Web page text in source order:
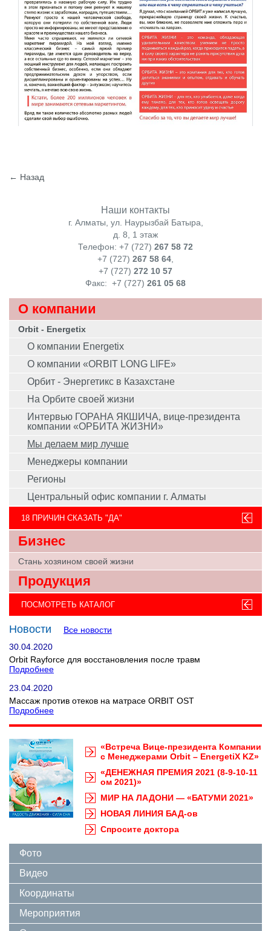
Наши контакты
г. Алматы, ул. Наурызбай Батыра,
д. 8, 1 этаж
Телефон: +7 (727) 267 58 72
+7 (727) 267 58 64
+7 (727) 272 10 57
Факс: +7 (727) 261 05 68
О компании
Orbit - Energetix
О компании Energetix
О компании «ORBIT LONG LIFE»
Орбит - Энергетикс в Казахстане
На Орбите своей жизни
Интервью ГОРАНА ЯКШИЧА, вице-президента
компании «ОРБИТА ЖИЗНИ»
Мы делаем мир лучше
Менеджеры компании
Регионы
Центральный офис компании г. Алматы
18 ПРИЧИН СКАЗАТЬ "ДА"
Бизнес
Стань хозяином своей жизни
Продукция
ПОСМОТРЕТЬ КАТАЛОГ
Новости
Все новости
30.04.2020
Orbit Rayforce для восстановления после травм
Подробнее
23.04.2020
Массаж против отеков на матрасе ORBIT OST
Подробнее
← Назад
«Встреча Вице-президента Компании
с Менеджерами Orbit – EnergetiX KZ»
«ДЕНЕЖНАЯ ПРЕМИЯ 2021 (8-9-10-11
ом 2021)»
МИР НА ЛАДОНИ — «БАТУМИ 2021»
НОВАЯ ЛИНИЯ БАД-ов
Спросите доктора
Фото
Видео
Координаты
Мероприятия